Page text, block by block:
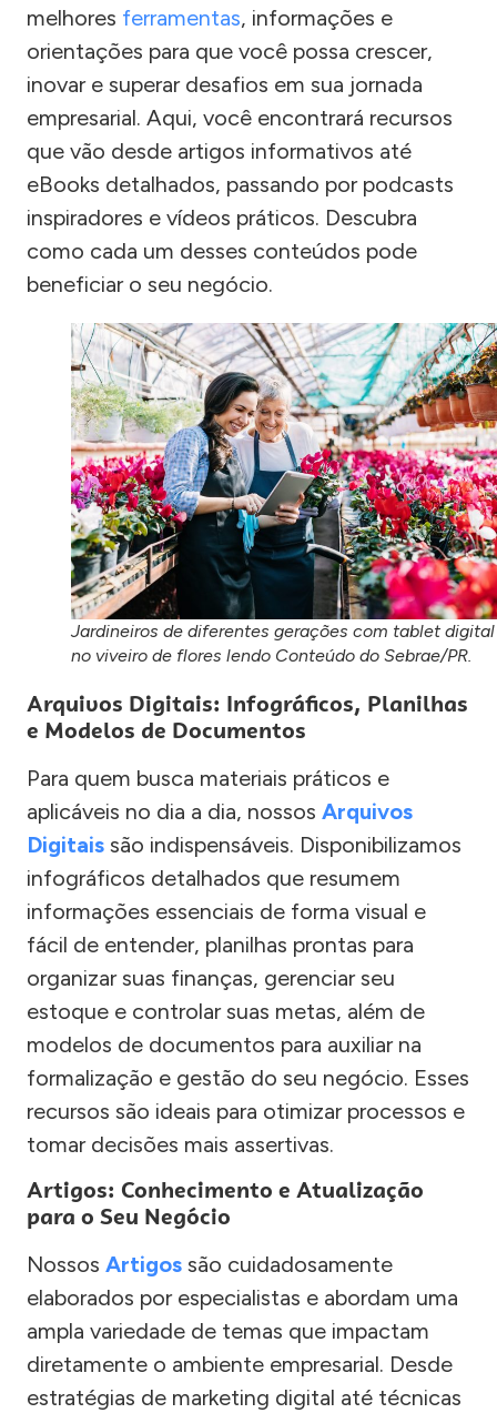
melhores ferramentas, informações e
orientações para que você possa crescer,
inovar e superar desafios em sua jornada
empresarial. Aqui, você encontrará recursos
que vão desde artigos informativos até
eBooks detalhados, passando por podcasts
inspiradores e vídeos práticos. Descubra
como cada um desses conteúdos pode
beneficiar o seu negócio.
Jardineiros de diferentes gerações com tablet digital
no viveiro de flores lendo Conteúdo do Sebrae/PR.
Arquivos Digitais: Infográficos, Planilhas
e Modelos de Documentos
Para quem busca materiais práticos e
aplicáveis no dia a dia, nossos Arquivos
Digitais são indispensáveis. Disponibilizamos
infográficos detalhados que resumem
informações essenciais de forma visual e
fácil de entender, planilhas prontas para
organizar suas finanças, gerenciar seu
estoque e controlar suas metas, além de
modelos de documentos para auxiliar na
formalização e gestão do seu negócio. Esses
recursos são ideais para otimizar processos e
tomar decisões mais assertivas.
Artigos: Conhecimento e Atualização
para o Seu Negócio
Nossos Artigos são cuidadosamente
elaborados por especialistas e abordam uma
ampla variedade de temas que impactam
diretamente o ambiente empresarial. Desde
estratégias de marketing digital até técnicas